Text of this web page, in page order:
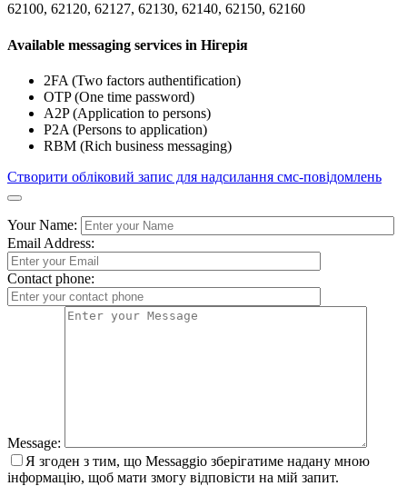
62100, 62120, 62127, 62130, 62140, 62150, 62160
Available messaging services in Нігерія
2FA (Two factors authentification)
OTP (One time password)
A2P (Application to persons)
P2A (Persons to application)
RBM (Rich business messaging)
Створити обліковий запис для надсилання смс-повідомлень
Your Name:
Email Address:
Contact phone:
Message:
Я згоден з тим, що Messaggio зберігатиме надану мною
інформацію, щоб мати змогу відповісти на мій запит.